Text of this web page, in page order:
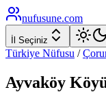
nufusune.com
İl Seçiniz
Türkiye Nüfusu /
Ayvaköy